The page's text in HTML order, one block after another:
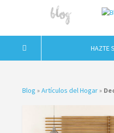
HAZTE
Blog » Artículos del Hogar»